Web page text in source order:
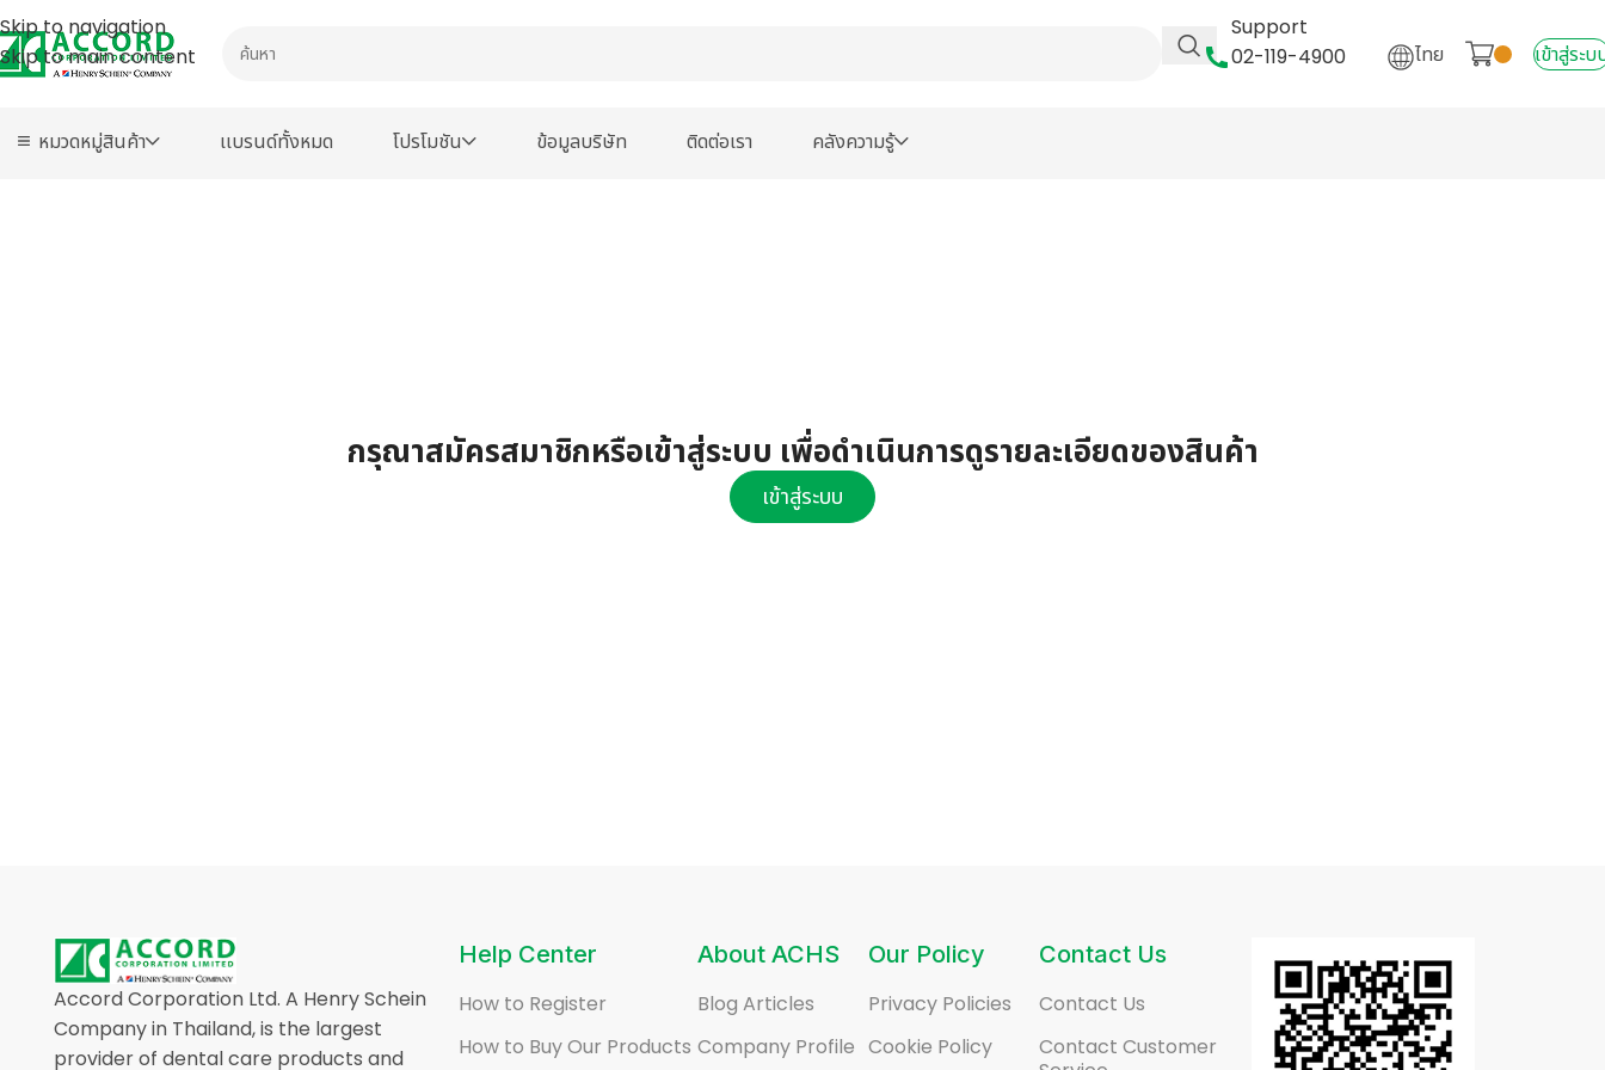
Skip to navigation
Skip to main content
Support
02-119-4900
ไทย เข้าสู่ระบ
หมวดหมู่สินค้า เเบรนด์ทั้งหมด โปรโมชัน ข้อมูลบริษัท ติดต่อเรา คลังความรู้
กรุณาสมัครสมาชิกหรือเข้าสู่ระบบ เพื่อดำเนินการดูรายละเอียดของสินค้า
เข้าสู่ระบบ
Accord Corporation Ltd. A Henry Schein
Company in Thailand, is the largest
provider of dental care products and
Help Center
How to Register
How to Buy Our Products
About ACHS
Blog Articles
Company Profile
Our Policy
Privacy Policies
Cookie Policy
Contact Us
Contact Us
Contact Customer